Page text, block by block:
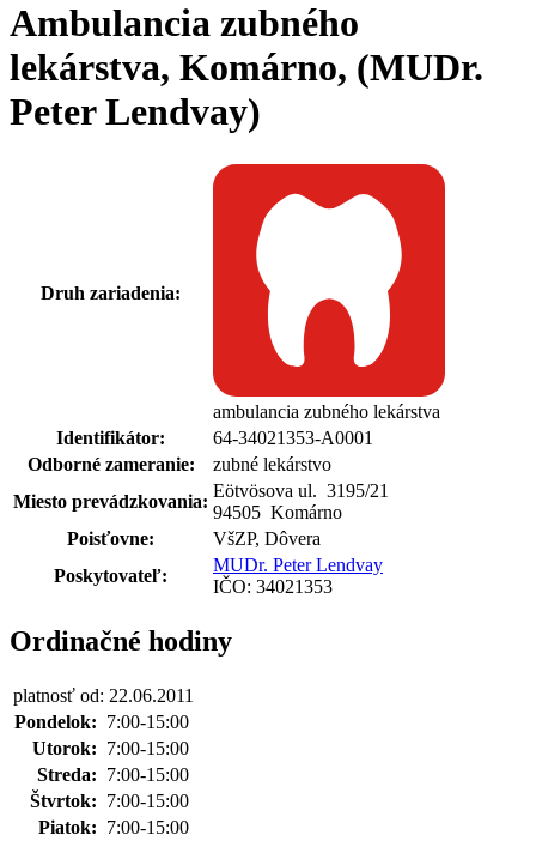
Ambulancia zubného
lekárstva, Komárno, (MUDr.
Peter Lendvay)
Druh zariadenia:
ambulancia zubného lekárstva
Identifikátor:
64-34021353-A0001
Odborné zameranie:
zubné lekárstvo
Miesto prevádzkovania:
Eötvösova ul. 3195/21
94505 Komárno
Poisťovne:
VšZP, Dôvera
Poskytovateľ:
MUDr. Peter Lendvay
IČO: 34021353
Ordinačné hodiny
platnosť od: 22.06.2011
Pondelok: 7:00-15:00
Utorok: 7:00-15:00
Streda: 7:00-15:00
Štvrtok: 7:00-15:00
Piatok: 7:00-15:00